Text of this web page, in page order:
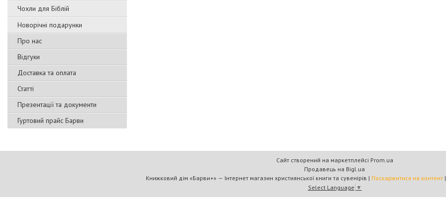
Чохли для Біблій
Новорічні подарунки
Про нас
Відгуки
Доставка та оплата
Статті
Презентації та документи
Гуртовий прайс Барви
Сайт створений на маркетплейсі Prom.ua
Продавець на Bigl.ua
Книжковий дім «Барви+» — Інтернет магазин християнської книги та сувенірів | Поскаржитися на контент |
Select Language ▼